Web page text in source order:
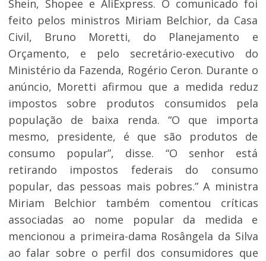
Shein, Shopee e AliExpress. O comunicado foi
feito pelos ministros Miriam Belchior, da Casa
Civil, Bruno Moretti, do Planejamento e
Orçamento, e pelo secretário-executivo do
Ministério da Fazenda, Rogério Ceron. Durante o
anúncio, Moretti afirmou que a medida reduz
impostos sobre produtos consumidos pela
população de baixa renda. “O que importa
mesmo, presidente, é que são produtos de
consumo popular”, disse. “O senhor está
retirando impostos federais do consumo
popular, das pessoas mais pobres.” A ministra
Miriam Belchior também comentou críticas
associadas ao nome popular da medida e
mencionou a primeira-dama Rosângela da Silva
ao falar sobre o perfil dos consumidores que